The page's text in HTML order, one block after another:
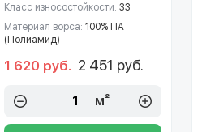
Класс износостойкости: 33
Материал ворса: 100% ПА
(Полиамид)
1 620 руб. 2 451 руб.
м²